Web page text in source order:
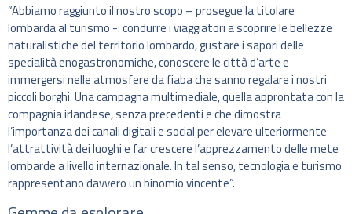
“Abbiamo raggiunto il nostro scopo – prosegue la titolare
lombarda al turismo -: condurre i viaggiatori a scoprire le bellezze
naturalistiche del territorio lombardo, gustare i sapori delle
specialità enogastronomiche, conoscere le città d’arte e
immergersi nelle atmosfere da fiaba che sanno regalare i nostri
piccoli borghi. Una campagna multimediale, quella approntata con la
compagnia irlandese, senza precedenti e che dimostra
l’importanza dei canali digitali e social per elevare ulteriormente
l’attrattività dei luoghi e far crescere l’apprezzamento delle mete
lombarde a livello internazionale. In tal senso, tecnologia e turismo
rappresentano davvero un binomio vincente”.